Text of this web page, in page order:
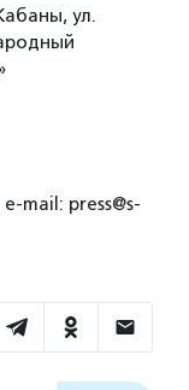
ул.
mail: press@s-